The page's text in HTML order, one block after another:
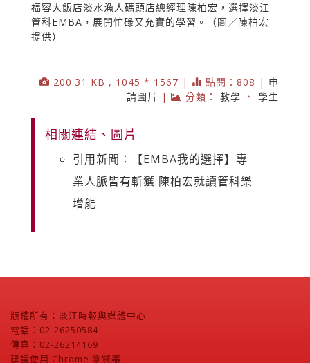
福容大飯店淡水漁人碼頭店總經理陳柏宏，選擇淡江
管科EMBA，展開忙碌又充實的學習。（圖／陳柏宏
提供）
200.31 KB , 1045 * 1567 | 點閱：808 | 申
請圖片
| 分類： 教學 、 學生
相關連結、圖片
引用新聞：【EMBA我的選擇】專
業人脈皆有斬獲 陳柏宏就讀管科樂
增能
版權所有：淡江時報與媒體中心
電話：02-26250584
傳真：02-26214169
建議使用 Chrome 瀏覽器